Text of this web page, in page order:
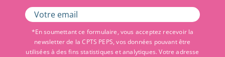
*En soumettant ce formulaire, vous acceptez recevoir la
newsletter de la CPTS PEPS, vos données pouvant être
utilisées à des fins statistiques et analytiques. Votre adresse